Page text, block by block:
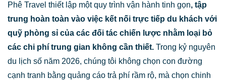
Phê Travel thiết lập một quy trình vận hành tinh gọn, tập
trung hoàn toàn vào việc kết nối trực tiếp du khách với
quỹ phòng sỉ của các đối tác chiến lược nhằm loại bỏ
các chi phí trung gian không cần thiết. Trong kỷ nguyên
du lịch số năm 2026, chúng tôi không chọn con đường
cạnh tranh bằng quảng cáo trả phí rầm rộ, mà chọn chinh